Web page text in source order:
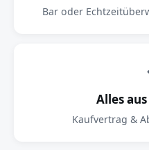
Bar oder
Alles
Kaufvertrag &